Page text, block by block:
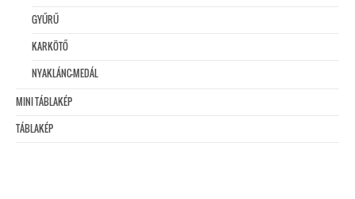
GYŰRŰ
KARKÖTŐ
NYAKLÁNC-MEDÁL
MINI TÁBLAKÉP
TÁBLAKÉP